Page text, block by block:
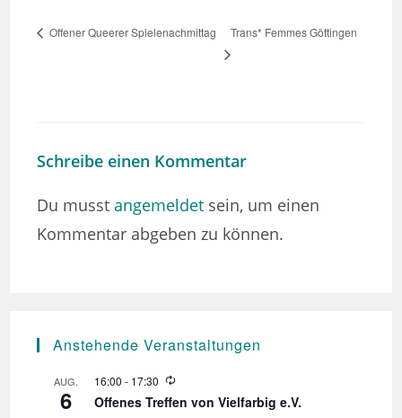
Offener Queerer Spielenachmittag Trans* Femmes Göttingen
Schreibe einen Kommentar
Du musstangemeldet sein, um einen
Kommentar abgeben zu können.
Anstehende Veranstaltungen
AUG.
6
16:00 - 17:30
W
e
Offenes Treffen von Vielfarbig e.V.